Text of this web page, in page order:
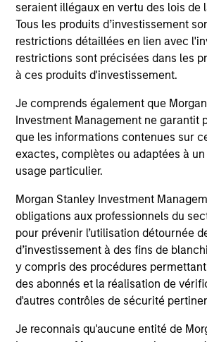
seraient illégaux en vertu des lois de
Tous les produits d’investissement
restrictions détaillées en lien avec
restrictions sont précisées dans les
à ces produits d'investissement.
Je comprends également que
Investment Management ne garantit
que les informations contenues sur
exactes, complètes ou adaptées à
usage particulier.
Morgan Stanley Investment
obligations aux professionnels du
pour prévenir l’utilisation détournée
d’investissement à des fins de
y compris des procédures
des abonnés et la réalisation de
d'autres contrôles de sécurité
Je reconnais qu'aucune entité de
Use The BEAT™ as your timely
markets. Each edition gives you
insights that show you how to
current investment environment.
May not represent all Team Members.
The information on this page is for